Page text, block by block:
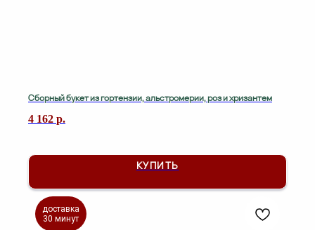
Сборный букет из гортензии, альстромерии, роз и хризантем
4 162 р.
КУПИТЬ
доставка
30 минут